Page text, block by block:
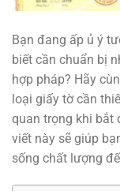
Bạn đang ấp ủ ý
biết cần chuẩn bị
hợp pháp? Hãy
loại giấy tờ cần
quan trọng khi bắt
viết này sẽ giúp
sống chất lượng